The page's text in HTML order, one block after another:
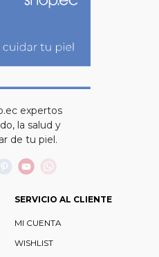
expertos
la salud y
de tu piel.
SERVICIO AL CLIENTE
MI CUENTA
WISHLIST